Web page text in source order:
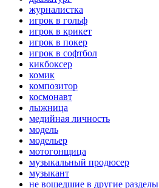
журналистка
игрок в гольф
игрок в крикет
игрок в покер
игрок в софтбол
кикбоксер
комик
композитор
космонавт
лыжница
медийная личность
модель
модельер
мотогонщица
музыкальный продюсер
музыкант
не вошедшие в другие разделы